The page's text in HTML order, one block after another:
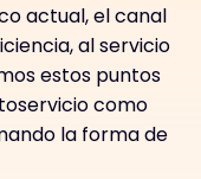
actual, el canal
al servicio
estos puntos
como
la forma de